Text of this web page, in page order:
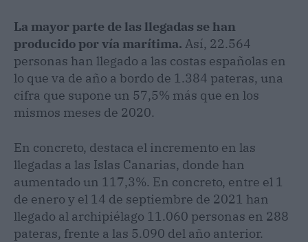
La mayor parte de las llegadas se han
producido por vía marítima. Así, 22.564
personas han llegado a las costas españolas en
lo que va de año a bordo de 1.384 pateras, una
cifra que supone un 57,5% más que en los
mismos meses de 2020.
En concreto, destaca el incremento en las
llegadas a las Islas Canarias, donde han
aumentado un 117,3%. En concreto, entre el 1
de enero y el 14 de septiembre de 2021 han
llegado al archipiélago 11.060 personas en 288
pateras, frente a las 5.090 del año anterior.